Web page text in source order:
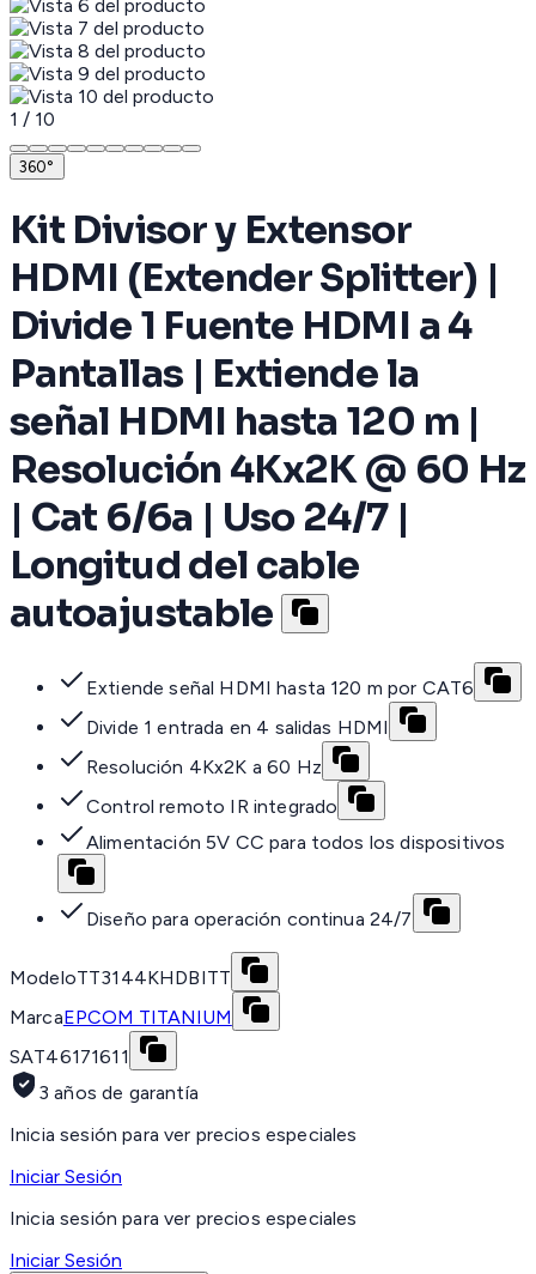
1 / 10
360°
Kit Divisor y Extensor
HDMI (Extender Splitter) |
Divide 1 Fuente HDMI a 4
Pantallas | Extiende la
señal HDMI hasta 120 m |
Resolución 4Kx2K @ 60 Hz
| Cat 6/6a | Uso 24/7 |
Longitud del cable
autoajustable
Extiende señal HDMI hasta 120 m por CAT6
Divide 1 entrada en 4 salidas HDMI
Resolución 4Kx2K a 60 Hz
Control remoto IR integrado
Alimentación 5V CC para todos los dispositivos
Diseño para operación continua 24/7
ModeloTT3144KHDBITT
MarcaEPCOM TITANIUM
SAT46171611
3 años de garantía
Inicia sesión para ver precios especiales
Iniciar Sesión
Inicia sesión para ver precios especiales
Iniciar Sesión